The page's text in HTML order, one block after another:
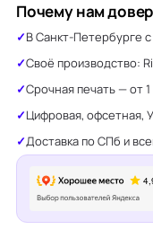
Почему нам
В Санкт-Петербурге с
Своё производство:
Срочная печать — от
Цифровая, офсетная,
Доставка по СПб и